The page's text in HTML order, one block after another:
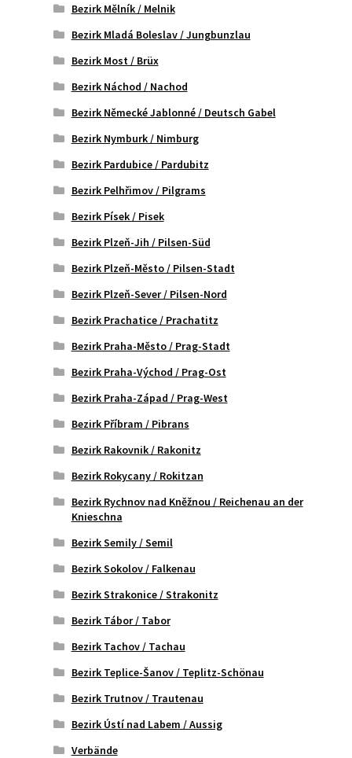
Bezirk Mělník / Melnik
Bezirk Mladá Boleslav / Jungbunzlau
Bezirk Most / Brüx
Bezirk Náchod / Nachod
Bezirk Německé Jablonné / Deutsch Gabel
Bezirk Nymburk / Nimburg
Bezirk Pardubice / Pardubitz
Bezirk Pelhřimov / Pilgrams
Bezirk Písek / Pisek
Bezirk Plzeň-Jih / Pilsen-Süd
Bezirk Plzeň-Město / Pilsen-Stadt
Bezirk Plzeň-Sever / Pilsen-Nord
Bezirk Prachatice / Prachatitz
Bezirk Praha-Město / Prag-Stadt
Bezirk Praha-Východ / Prag-Ost
Bezirk Praha-Západ / Prag-West
Bezirk Příbram / Pibrans
Bezirk Rakovnik / Rakonitz
Bezirk Rokycany / Rokitzan
Bezirk Rychnov nad Kněžnou / Reichenau an der
Knieschna
Bezirk Semily / Semil
Bezirk Sokolov / Falkenau
Bezirk Strakonice / Strakonitz
Bezirk Tábor / Tabor
Bezirk Tachov / Tachau
Bezirk Teplice-Šanov / Teplitz-Schönau
Bezirk Trutnov / Trautenau
Bezirk Ústí nad Labem / Aussig
Verbände